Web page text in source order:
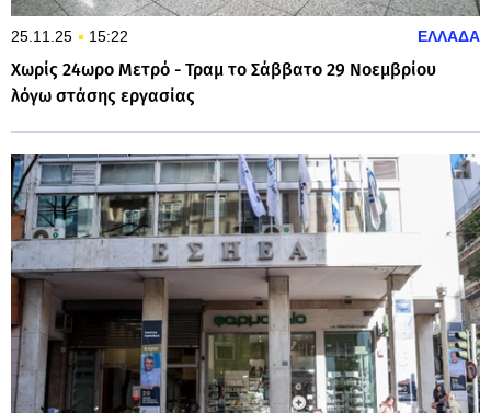
25.11.25 15:22 ΕΛΛΑΔΑ
Χωρίς 24ωρο Μετρό - Τραμ το Σάββατο 29 Νοεμβρίου
λόγω στάσης εργασίας